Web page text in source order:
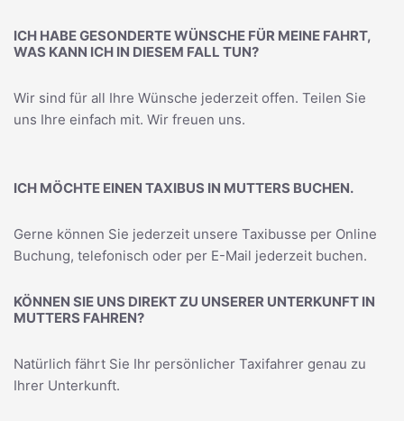
ICH HABE GESONDERTE WÜNSCHE FÜR MEINE FAHRT,
WAS KANN ICH IN DIESEM FALL TUN?
Wir sind für all Ihre Wünsche jederzeit offen. Teilen Sie
uns Ihre einfach mit. Wir freuen uns.
ICH MÖCHTE EINEN TAXIBUS IN MUTTERS BUCHEN.
Gerne können Sie jederzeit unsere Taxibusse per Online
Buchung, telefonisch oder per E-Mail jederzeit buchen.
KÖNNEN SIE UNS DIREKT ZU UNSERER UNTERKUNFT IN
MUTTERS FAHREN?
Natürlich fährt Sie Ihr persönlicher Taxifahrer genau zu
Ihrer Unterkunft.